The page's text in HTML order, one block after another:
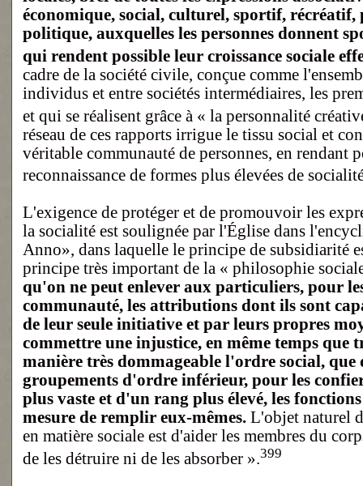
économique, social, culturel, sportif, récréatif,
politique, auxquelles les personnes donnent
qui rendent possible leur croissance sociale
cadre de la société civile, conçue comme
individus et entre sociétés intermédiaires, les
et qui se réalisent grâce à « la personnalité
réseau de ces rapports irrigue le tissu social et
véritable communauté de personnes, en rendant
reconnaissance de formes plus élevées de
L'exigence de protéger et de promouvoir les
la socialité est soulignée par l'Église dans
Anno», dans laquelle le principe de subsidiarité
principe très important de la « philosophie
qu'on ne peut enlever aux particuliers, pour
communauté, les attributions dont ils sont
de leur seule initiative et par leurs propres
commettre une injustice, en même temps que
manière très dommageable l'ordre social, que
groupements d'ordre inférieur, pour les
plus vaste et d'un rang plus élevé, les
mesure de remplir eux-mêmes. L'objet naturel
en matière sociale est d'aider les membres du
de les détruire ni de les absorber ».399